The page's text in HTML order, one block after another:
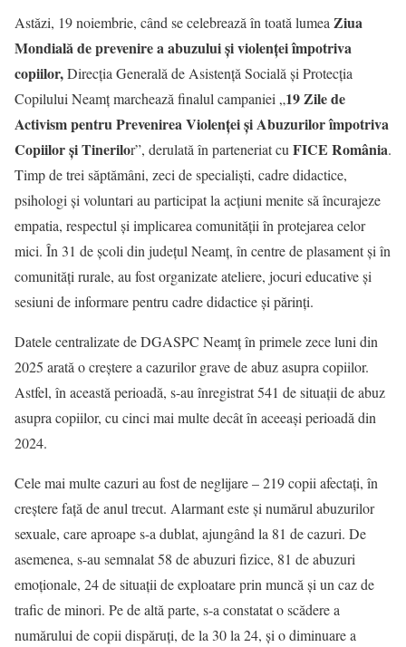
Astăzi, 19 noiembrie, când se celebrează în toată lumeaZiua
Mondialăde prevenire a abuzului și violenței împotriva
copiilor,Direcția Generală de Asistență Socială și Protecția
Copilului Neamț marchează finalul campaniei „19 Zile de
Activism pentru Prevenirea Violenței și Abuzurilor împotriva
Copiilor și Tinerilor”, derulată în parteneriat cuFICE România.
Timp de trei săptămâni, zeci de specialiști, cadre didactice,
psihologi și voluntari au participat la acțiuni menite să încurajeze
empatia, respectul și implicarea comunității în protejarea celor
mici. În 31 de școli din județul Neamț, în centre de plasament și în
comunități rurale, au fost organizate ateliere, jocuri educative și
sesiuni de informare pentru cadre didactice și părinți.
Datele centralizate de DGASPC Neamț în primele zece luni din
2025 arată o creștere a cazurilor grave de abuz asupra copiilor.
Astfel, în această perioadă, s-au înregistrat 541 de situații de abuz
asupra copiilor, cu cinci mai multe decât în aceeași perioadă din
2024.
Cele mai multe cazuri au fost de neglijare – 219 copii afectați, în
creștere față de anul trecut. Alarmant este și numărul abuzurilor
sexuale, care aproape s-a dublat, ajungând la 81 de cazuri. De
asemenea, s-au semnalat 58 de abuzuri fizice, 81 de abuzuri
emoționale, 24 de situații de exploatare prin muncă și un caz de
trafic de minori. Pe de altă parte, s-a constatat o scădere a
numărului de copii dispăruți, de la 30 la 24, și o diminuare a